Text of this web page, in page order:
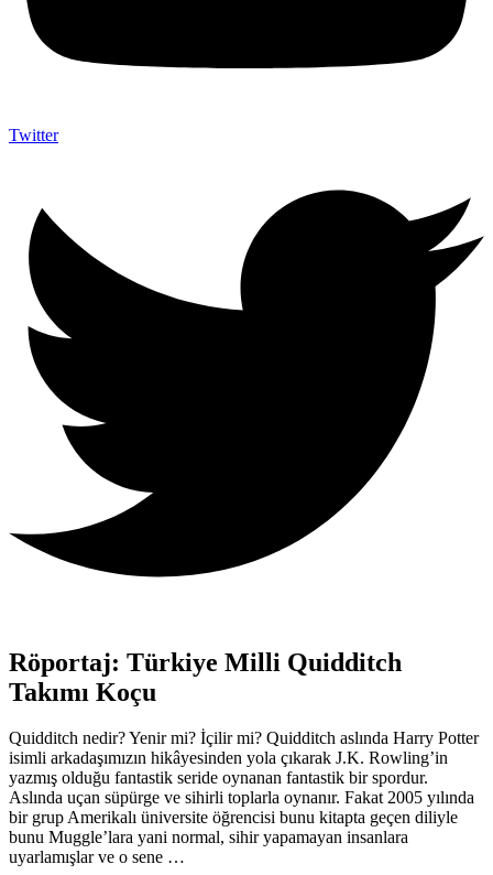
Twitter
Röportaj: Türkiye Milli Quidditch
Takımı Koçu
Quidditch nedir? Yenir mi? İçilir mi? Quidditch aslında Harry Potter
isimli arkadaşımızın hikâyesinden yola çıkarak J.K. Rowling’in
yazmış olduğu fantastik seride oynanan fantastik bir spordur.
Aslında uçan süpürge ve sihirli toplarla oynanır. Fakat 2005 yılında
bir grup Amerikalı üniversite öğrencisi bunu kitapta geçen diliyle
bunu Muggle’lara yani normal, sihir yapamayan insanlara
uyarlamışlar ve o sene …